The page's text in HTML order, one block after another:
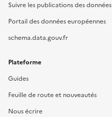
Suivre les publications des données
Portail des données européennes
schema.data.gouv.fr
Plateforme
Guides
Feuille de route et nouveautés
Nous écrire